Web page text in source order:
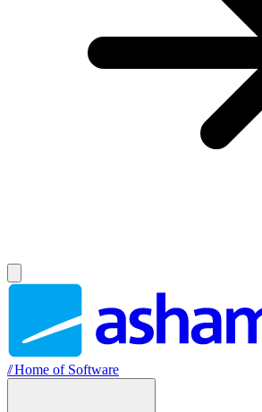
//Home of Software